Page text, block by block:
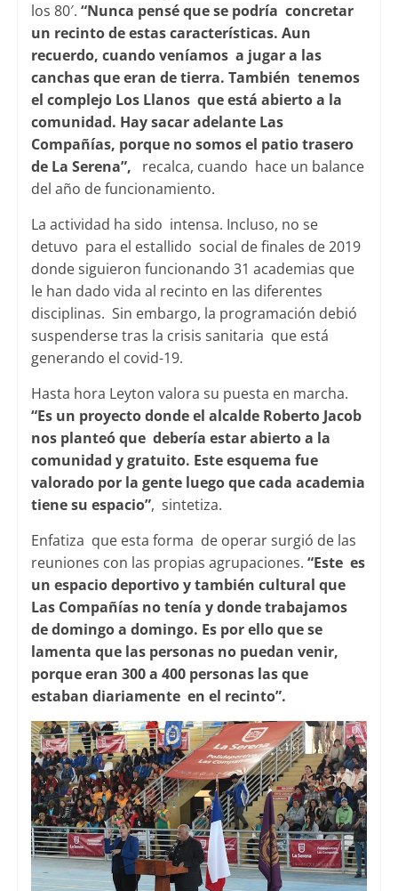
los 80′. “Nunca pensé que se podría concretar
un recinto de estas características. Aun
recuerdo, cuando veníamos a jugar a las
canchas que eran de tierra. También tenemos
el complejo Los Llanos que está abierto a la
comunidad. Hay sacar adelante Las
Compañías, porque no somos el patio trasero
de La Serena”, recalca, cuando hace un balance
del año de funcionamiento.
La actividad ha sido intensa. Incluso, no se
detuvo para el estallido social de finales de 2019
donde siguieron funcionando 31 academias que
le han dado vida al recinto en las diferentes
disciplinas. Sin embargo, la programación debió
suspenderse tras la crisis sanitaria que está
generando el covid-19.
Hasta hora Leyton valora su puesta en marcha.
“Es un proyecto donde el alcalde Roberto Jacob
nos planteó que debería estar abierto a la
comunidad y gratuito. Este esquema fue
valorado por la gente luego que cada academia
tiene su espacio”, sintetiza.
Enfatiza que esta forma de operar surgió de las
reuniones con las propias agrupaciones. “Este es
un espacio deportivo y también cultural que
Las Compañías no tenía y donde trabajamos
de domingo a domingo. Es por ello que se
lamenta que las personas no puedan venir,
porque eran 300 a 400 personas las que
estaban diariamente en el recinto”.